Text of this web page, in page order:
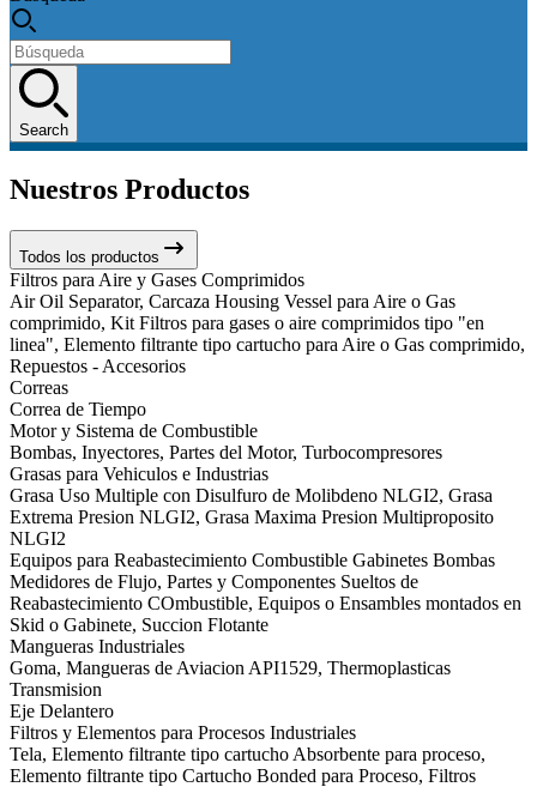
Search
Nuestros Productos
Todos los productos
Filtros para Aire y Gases Comprimidos
Air Oil Separator, Carcaza Housing Vessel para Aire o Gas
comprimido, Kit Filtros para gases o aire comprimidos tipo "en
linea", Elemento filtrante tipo cartucho para Aire o Gas comprimido,
Repuestos - Accesorios
Correas
Correa de Tiempo
Motor y Sistema de Combustible
Bombas, Inyectores, Partes del Motor, Turbocompresores
Grasas para Vehiculos e Industrias
Grasa Uso Multiple con Disulfuro de Molibdeno NLGI2, Grasa
Extrema Presion NLGI2, Grasa Maxima Presion Multiproposito
NLGI2
Equipos para Reabastecimiento Combustible Gabinetes Bombas
Medidores de Flujo, Partes y Componentes Sueltos de
Reabastecimiento COmbustible, Equipos o Ensambles montados en
Skid o Gabinete, Succion Flotante
Mangueras Industriales
Goma, Mangueras de Aviacion API1529, Thermoplasticas
Transmision
Eje Delantero
Filtros y Elementos para Procesos Industriales
Tela, Elemento filtrante tipo cartucho Absorbente para proceso,
Elemento filtrante tipo Cartucho Bonded para Proceso, Filtros